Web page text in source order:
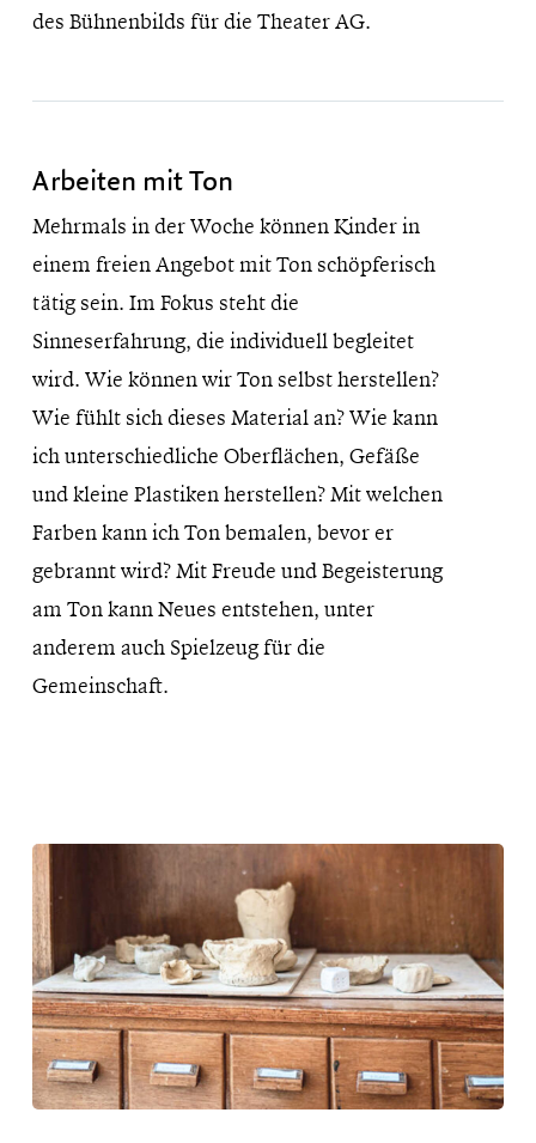
des Bühnenbilds für die Theater AG.
Arbeiten mit Ton
Mehrmals in der Woche können Kinder in
einem freien Angebot mit Ton schöpferisch
tätig sein. Im Fokus steht die
Sinneserfahrung, die individuell begleitet
wird. Wie können wir Ton selbst herstellen?
Wie fühlt sich dieses Material an? Wie kann
ich unterschiedliche Oberflächen, Gefäße
und kleine Plastiken herstellen? Mit welchen
Farben kann ich Ton bemalen, bevor er
gebrannt wird? Mit Freude und Begeisterung
am Ton kann Neues entstehen, unter
anderem auch Spielzeug für die
Gemeinschaft.